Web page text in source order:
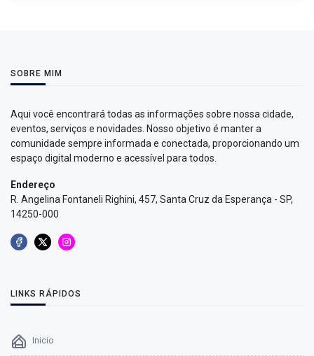
SOBRE MIM
Aqui você encontrará todas as informações sobre nossa cidade,
eventos, serviços e novidades. Nosso objetivo é manter a
comunidade sempre informada e conectada, proporcionando um
espaço digital moderno e acessível para todos.
Endereço
R. Angelina Fontaneli Righini, 457, Santa Cruz da Esperança - SP,
14250-000
LINKS RÁPIDOS
Inicio